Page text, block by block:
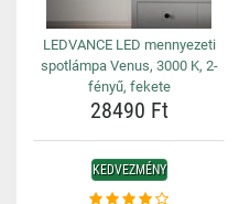
LEDVANCE LED mennyezeti
spotlámpa Venus, 3000 K, 2-
fényű, fekete
28490 Ft
KEDVEZMÉNY